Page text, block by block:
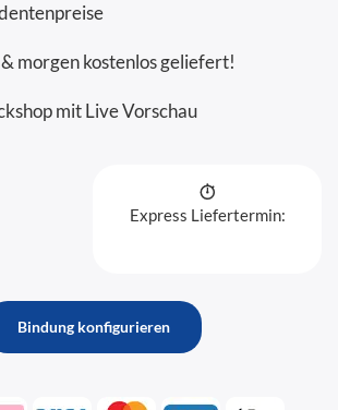
morgen kostenlos geliefert!
mit Live Vorschau
Express Liefertermin:
Bindung konfigurieren